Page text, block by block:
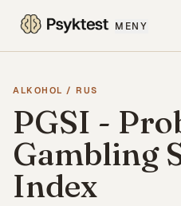
MENY
ALKOHOL / RUS
PGSI -
Gambling
Index